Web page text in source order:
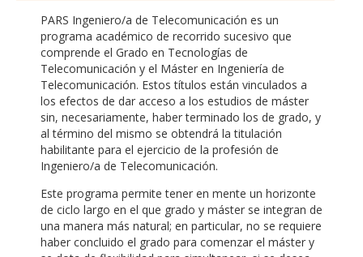
PARS Ingeniero/a de Telecomunicación es un
programa académico de recorrido sucesivo que
comprende el Grado en Tecnologías de
Telecomunicación y el Máster en Ingeniería de
Telecomunicación. Estos títulos están vinculados a
los efectos de dar acceso a los estudios de máster
sin, necesariamente, haber terminado los de grado, y
al término del mismo se obtendrá la titulación
habilitante para el ejercicio de la profesión de
Ingeniero/a de Telecomunicación.
Este programa permite tener en mente un horizonte
de ciclo largo en el que grado y máster se integran de
una manera más natural; en particular, no se requiere
haber concluido el grado para comenzar el máster y